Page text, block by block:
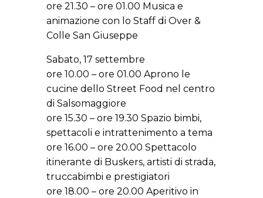
ore 21.30 – ore 01.00 Musica e
animazione con lo Staff di Over &
Colle San Giuseppe
Sabato, 17 settembre
ore 10.00 – ore 01.00 Aprono le
cucine dello Street Food nel centro
di Salsomaggiore
ore 15.30 – ore 19.30 Spazio bimbi,
spettacoli e intrattenimento a tema
ore 16.00 – ore 20.00 Spettacolo
itinerante di Buskers, artisti di strada,
truccabimbi e prestigiatori
ore 18.00 – ore 20.00 Aperitivo in